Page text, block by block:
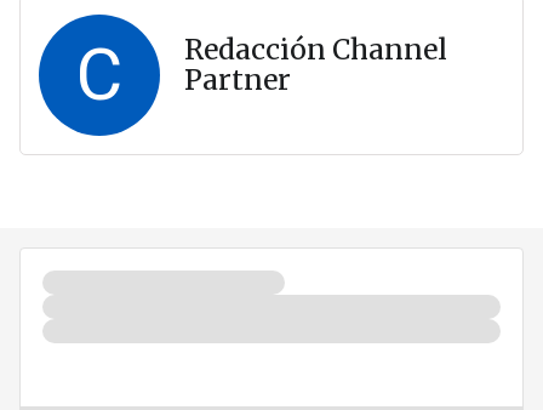
C
Redacción Channel
Partner